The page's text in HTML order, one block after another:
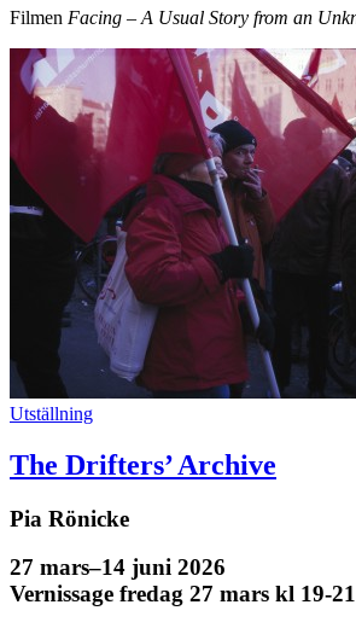
Filmen Facing – A Usual Story from an
Utställning
The Drifters’ Archive
Pia Rönicke
27 mars–14 juni 2026
Vernissage fredag 27 mars kl 19-21